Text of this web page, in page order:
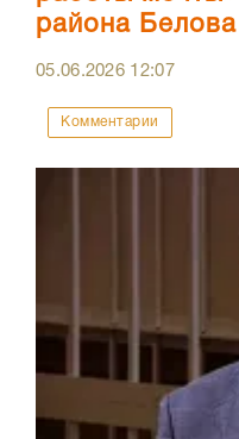
района Белова
05.06.2026 12:07
Комментарии